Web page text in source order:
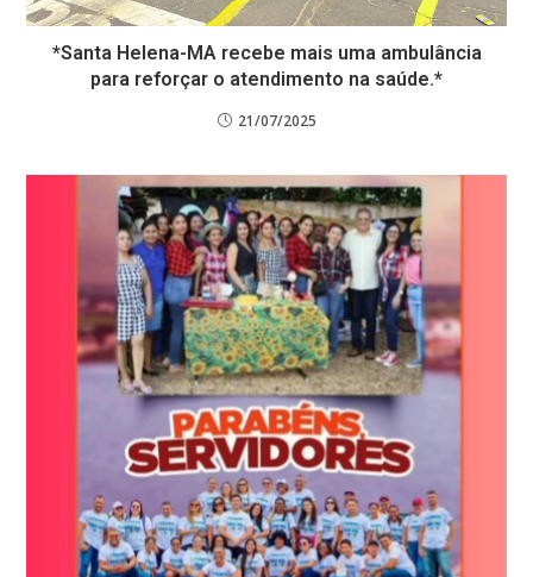
*Santa Helena-MA recebe mais uma ambulância
para reforçar o atendimento na saúde.*
21/07/2025